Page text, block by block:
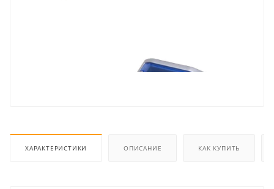
ХАРАКТЕРИСТИКИ ОПИСАНИЕ КАК КУПИТЬ